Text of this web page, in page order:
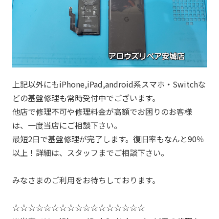
上記以外にもiPhone,iPad,android系スマホ・Switchな
どの基盤修理も常時受付中でございます。
他店で修理不可や修理料金が高額でお困りのお客様
は、一度当店にご相談下さい。
最短2日で基盤修理が完了します。復旧率もなんと90％
以上！詳細は、スタッフまでご相談下さい。
みなさまのご利用をお待ちしております。
☆☆☆☆☆☆☆☆☆☆☆☆☆☆☆☆☆